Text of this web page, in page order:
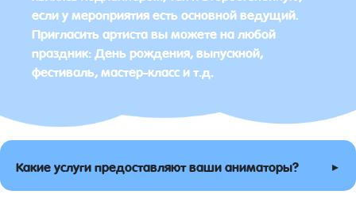
если у мероприятия есть основной ведущий.
Пригласить артиста вы можете на любой
праздник: День рождения, выпускной,
фестиваль, мастер-класс и т.д.
Какие услуги предоставляют ваши аниматоры? ▸